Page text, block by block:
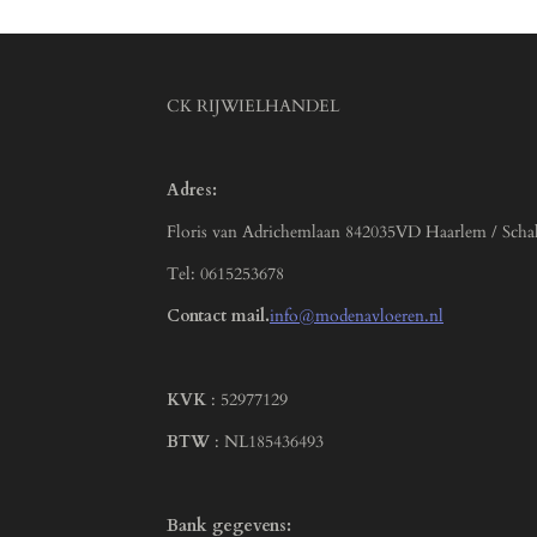
CK RIJWIELHANDEL
Adres:
Floris van Adrichemlaan 842035VD Haarlem /
Tel: 0615253678
Contact mail.info@modenavloeren.nl
KVK : 52977129
BTW : NL185436493
Bank gegevens: